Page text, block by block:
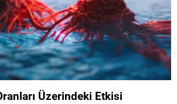
Üzerindeki Etkisi